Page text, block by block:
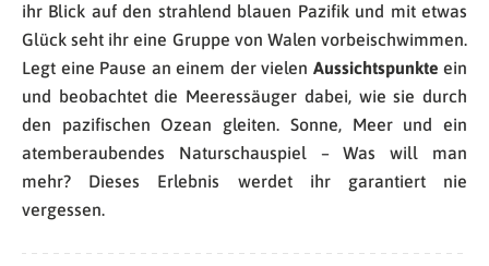
ihr Blick auf den strahlend blauen Pazifik und mit etwas
Glück seht ihr eine Gruppe von Walen vorbeischwimmen.
Legt eine Pause an einem der vielen Aussichtspunkte ein
und beobachtet die Meeressäuger dabei, wie sie durch
den pazifischen Ozean gleiten. Sonne, Meer und ein
atemberaubendes Naturschauspiel – Was will man
mehr? Dieses Erlebnis werdet ihr garantiert nie
vergessen.